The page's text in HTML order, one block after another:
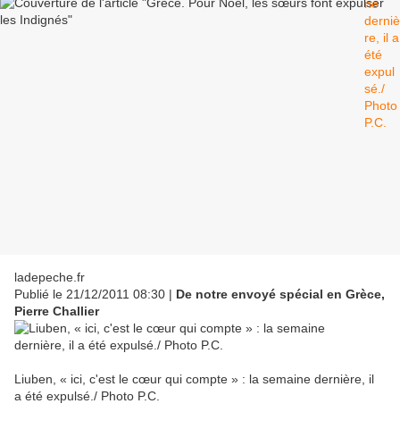
ladepeche.fr
Publié le 21/12/2011 08:30 | De notre envoyé spécial en Grèce,
Pierre Challier
Liuben, « ici, c'est le cœur qui compte » : la semaine dernière, il
a été expulsé./ Photo P.C.